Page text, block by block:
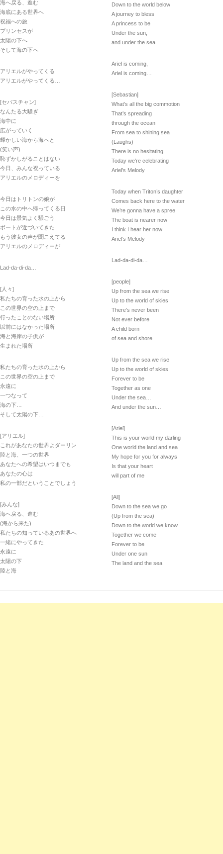
海へ戻る、進む
海底にある世界へ
祝福への旅
プリンセスが
太陽の下へ
そして海の下へ
アリエルがやってくる
アリエルがやってくる…
[セバスチャン]
なんたる大騒ぎ
海中に
広がっていく
輝かしい海から海へと
(笑い声)
恥ずかしがることはない
今日、みんな祝っている
アリエルのメロディーを
今日はトリトンの娘が
この水の中へ帰ってくる日
今日は景気よく騒ごう
ボートが近づいてきた
もう彼女の声が聞こえてる
アリエルのメロディーが
Lad-da-di-da…
[人々]
私たちの育った水の上から
この世界の空の上まで
行ったことのない場所
以前にはなかった場所
海と海岸の子供が
生まれた場所
私たちの育った水の上から
この世界の空の上まで
永遠に
一つなって
海の下…
そして太陽の下…
[アリエル]
これがあなたの世界よダーリン
陸と海、一つの世界
あなたへの希望はいつまでも
あなたの心は
私の一部だということでしょう
[みんな]
海へ戻る、進む
(海から来た)
私たちの知っているあの世界へ
一緒にやってきた
永遠に
太陽の下
陸と海
Down to the world below
A journey to bless
A princess to be
Under the sun,
and under the sea
Ariel is coming,
Ariel is coming…
[Sebastian]
What’s all the big commotion
That’s spreading
through the ocean
From sea to shining sea
(Laughs)
There is no hesitating
Today we’re celebrating
Ariel’s Melody
Today when Triton’s daughter
Comes back here to the water
We’re gonna have a spree
The boat is nearer now
I think I hear her now
Ariel’s Melody
Lad-da-di-da…
[people]
Up from the sea we rise
Up to the world of skies
There’s never been
Not ever before
A child born
of sea and shore
Up from the sea we rise
Up to the world of skies
Forever to be
Together as one
Under the sea…
And under the sun…
[Ariel]
This is your world my darling
One world the land and sea
My hope for you for always
Is that your heart
will part of me
[All]
Down to the sea we go
(Up from the sea)
Down to the world we know
Together we come
Forever to be
Under one sun
The land and the sea